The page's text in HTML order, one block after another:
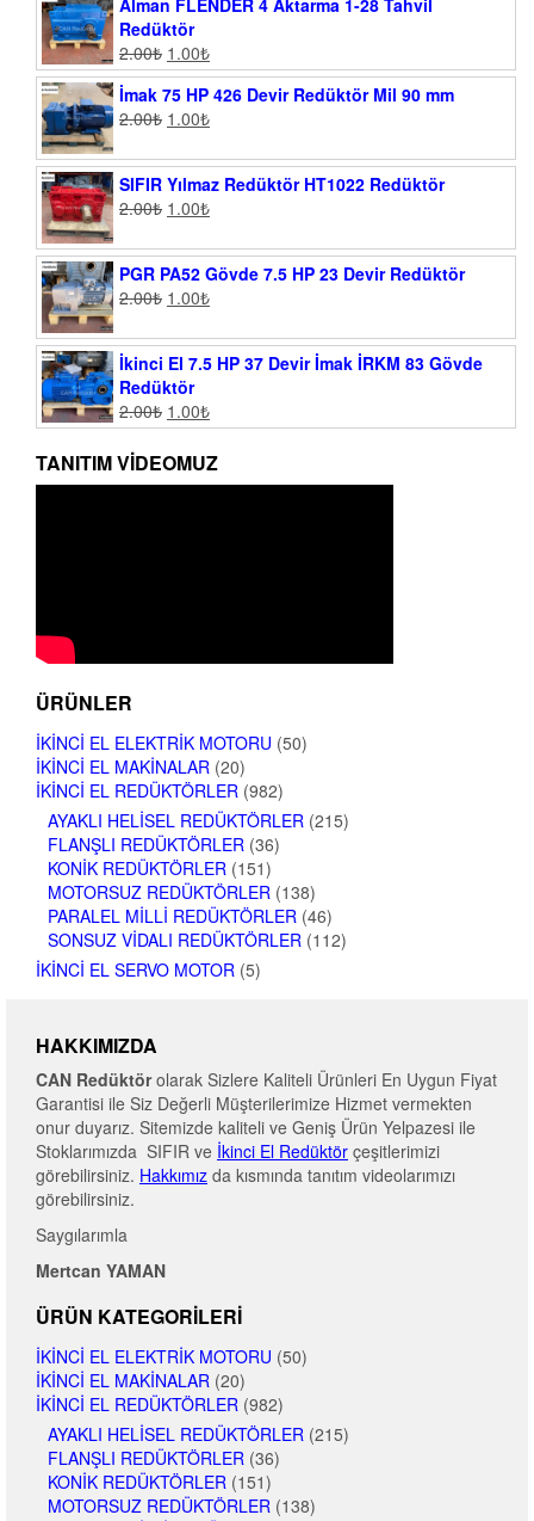
Redüktör
2.00₺ 1.00₺
İmak 75 HP 426 Devir Redüktör Mil 90 mm
2.00₺ 1.00₺
SIFIR Yılmaz Redüktör HT1022 Redüktör
2.00₺ 1.00₺
PGR PA52 Gövde 7.5 HP 23 Devir Redüktör
2.00₺ 1.00₺
İkinci El 7.5 HP 37 Devir İmak İRKM 83 Gövde
Redüktör
2.00₺ 1.00₺
TANITIM VIDEOMUZ
ÜRÜNLER
İKINCI EL ELEKTRIK MOTORU (50)
İKINCI EL MAKINALAR (20)
İKINCI EL REDÜKTÖRLER (982)
AYAKLI HELISEL REDÜKTÖRLER (215)
FLANŞLI REDÜKTÖRLER (36)
KONIK REDÜKTÖRLER (151)
MOTORSUZ REDÜKTÖRLER (138)
PARALEL MILLI REDÜKTÖRLER (46)
SONSUZ VIDALI REDÜKTÖRLER (112)
İKINCI EL SERVO MOTOR (5)
HAKKIMIZDA
CAN Redüktörolarak Sizlere Kaliteli Ürünleri En Uygun Fiyat
Garantisi ile Siz Değerli Müşterilerimize Hizmet vermekten
onur duyarız. Sitemizde kaliteli ve Geniş Ürün Yelpazesi ile
Stoklarımızda SIFIR ve İkinci El Redüktör çeşitlerimizi
görebilirsiniz. Hakkımız da kısmında tanıtım videolarımızı
görebilirsiniz.
Saygılarımla
Mertcan YAMAN
ÜRÜN KATEGORILERI
İKINCI EL ELEKTRIK MOTORU (50)
İKINCI EL MAKINALAR (20)
İKINCI EL REDÜKTÖRLER (982)
AYAKLI HELISEL REDÜKTÖRLER (215)
FLANŞLI REDÜKTÖRLER (36)
KONIK REDÜKTÖRLER (151)
MOTORSUZ REDÜKTÖRLER (138)